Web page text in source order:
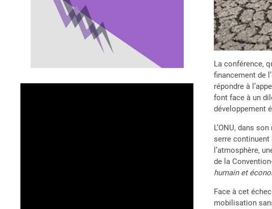
La conférence,
financement de
répondre à
font face à un
développement
L’ONU, dans
serre continuent
l’atmosphère,
de la
humain et
Face à cet
mobilisation